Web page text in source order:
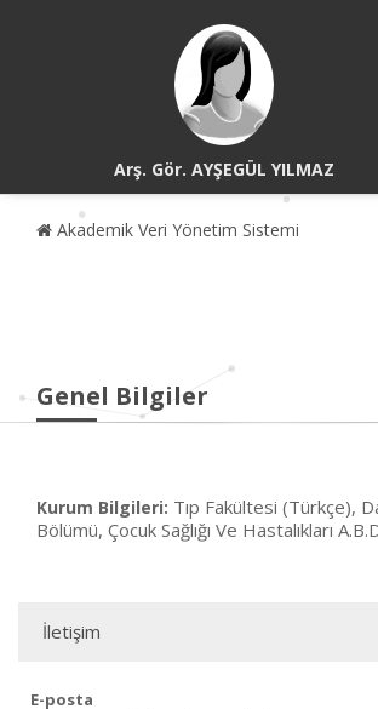
Arş. Gör. AYŞEGÜL YILMAZ
Akademik Veri Yönetim Sistemi
Genel Bilgiler
Kurum Bilgileri: Tıp Fakültesi (Türkçe),
Bölümü, Çocuk Sağlığı Ve Hastalıkları
İletişim
E-posta